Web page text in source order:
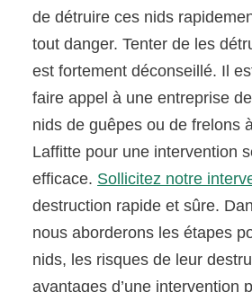
de détruire ces nids
tout danger. Tenter de les
est fortement déconseillé. Il
faire appel à une entreprise
nids de guêpes ou de frelons
Laffitte pour une intervention
efficace. Sollicitez notre
destruction rapide et sûre.
nous aborderons les étapes
nids, les risques de leur
avantages d’une intervention